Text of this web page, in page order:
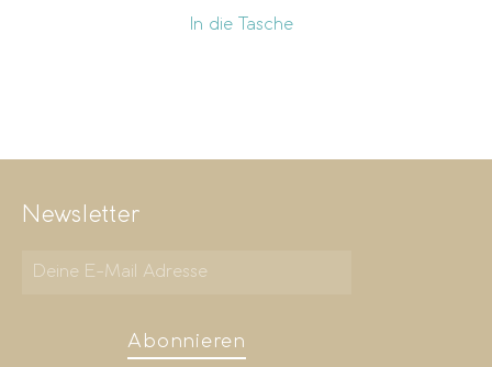
In die Tasche
Newsletter
Abonnieren